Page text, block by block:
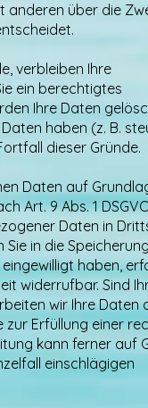
anderen über die
verbleiben Ihre
ein berechtigtes
Ihre Daten
haben (z. B.
dieser Gründe.
Daten auf
Art. 9 Abs. 1
Daten in
in die
haben,
widerrufbar. Sind
wir Ihre Daten
zur Erfüllung einer
kann ferner auf
einschlägigen